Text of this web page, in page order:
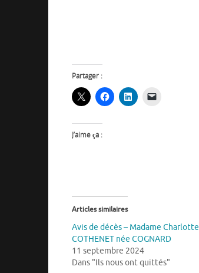
Partager :
J’aime ça :
Articles similaires
Avis de décès – Madame Charlotte
COTHENET née COGNARD
11 septembre 2024
Dans "Ils nous ont quittés"